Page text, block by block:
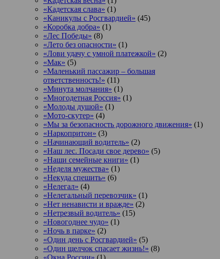
«Кадетская слава» (1)
«Каникулы с Росгвардией» (45)
«Коробка добра» (1)
«Лес Победы» (8)
«Лето без опасности» (1)
«Лови удачу с умной платежкой» (2)
«Мак» (5)
«Маленький пассажир – большая
ответственность!» (11)
«Минута молчания» (1)
«Многодетная Россия» (1)
«Молоды душой» (1)
«Мото-скутер» (4)
«Мы за безопасность дорожного движения» (1)
«Наркопритон» (3)
«Начинающий водитель» (2)
«Наш лес. Посади свое дерево» (5)
«Наши семейные книги» (1)
«Неделя мужества» (1)
«Некуда спешить» (6)
«Нелегал» (4)
«Нелегальный перевозчик» (1)
«Нет ненависти и вражде» (2)
«Нетрезвый водитель» (15)
«Новогоднее чудо» (1)
«Ночь в парке» (2)
«Один день с Росгвардией» (5)
«Один щелчок спасает жизнь!» (8)
«Окна России» (1)